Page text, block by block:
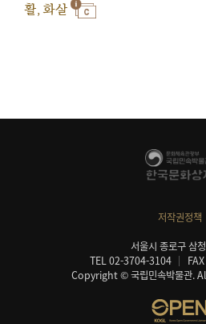
활, 화살
저작권정책
서울시 종로구 삼
TEL 02-3704-3104
Copyright © 국립민속박물관.